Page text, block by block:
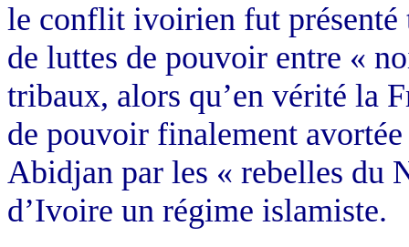
le conflit ivoirien fut présenté
de luttes de pouvoir entre «
tribaux, alors qu’en vérité la
de pouvoir finalement
Abidjan par les « rebelles du
d’Ivoire un régime islamiste.